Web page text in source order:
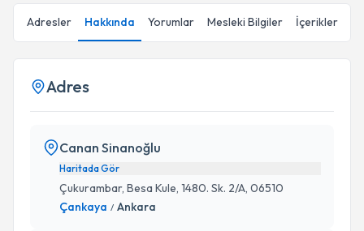
Adresler Hakkında Yorumlar Mesleki Bilgiler İçerikler
Adres
Canan Sinanoğlu
Haritada Gör
Çukurambar, Besa Kule, 1480. Sk. 2/A, 06510
Çankaya / Ankara